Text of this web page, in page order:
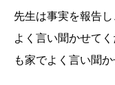
先生は事実を報告
よく言い聞かせて
も家でよく言い聞